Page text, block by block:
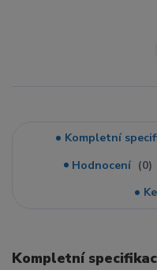
Kompletní
Hodnocení
0
Kompletní